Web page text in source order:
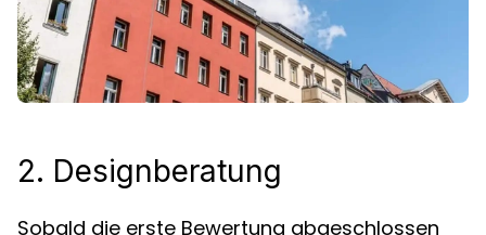
2. Designberatung
Sobald die erste Bewertung abgeschlossen